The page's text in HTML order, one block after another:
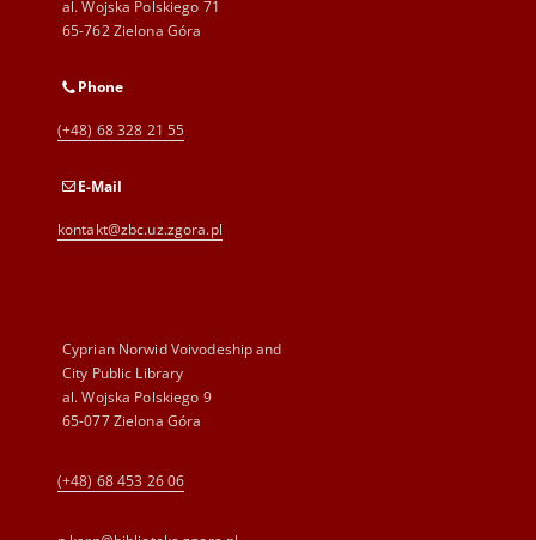
al. Wojska Polskiego 71
65-762 Zielona Góra
Phone
(+48) 68 328 21 55
E-Mail
kontakt@zbc.uz.zgora.pl
Cyprian Norwid Voivodeship and
City Public Library
al. Wojska Polskiego 9
65-077 Zielona Góra
(+48) 68 453 26 06